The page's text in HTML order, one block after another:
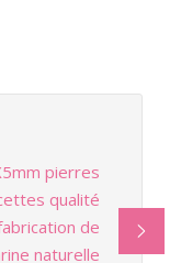
pierres
qualité
de
naturelle